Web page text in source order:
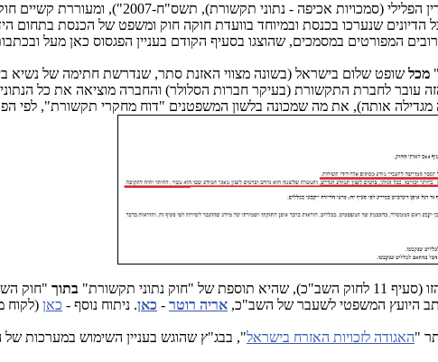
- נתוני תקשורת), תשס"ח-2007"), ומעוררת קשיים חוקיים ומעשיים רבים, כמפורט למשל
שנערכו בכנסת ובמיוחד בוועדת חוקה חוק ומשפט של הכנסת בתחום
המפורטים במסמכים, שהוצגו בסעיף הקודם בעניין הפגסוס כאן מעל
מכל שופט שלום בישראל (בשונה מצווי האזנת סתר, שנדרשת חתימה של נשיא
עובר לחברת התקשורת (בעיקר חברות הסלולר) והחברה מוציאה את כל
מגדילה אותה), את מה שמכונה בלשון המשפטנים "דוח מחקרי תקשורת",
תקשורת" בתוך "חוק
היועץ המשפטי לשעבר של השב"כ, אריה רוטר - כאן. ניתוח נוסף - כאן (לקוח
"האגודה לזכויות האזרח בישראל", בבג"ץ שהוגש בעניין השימוש במערכות של